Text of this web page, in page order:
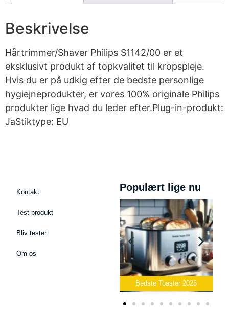
Beskrivelse
Hårtrimmer/Shaver Philips S1142/00 er et
eksklusivt produkt af topkvalitet til kropspleje.
Hvis du er på udkig efter de bedste personlige
hygiejneprodukter, er vores 100% originale Philips
produkter lige hvad du leder efter.Plug-in-produkt:
JaStiktype: EU
Kontakt
Test produkt
Bliv tester
Om os
Populært lige nu
Bedste Toaster 2026